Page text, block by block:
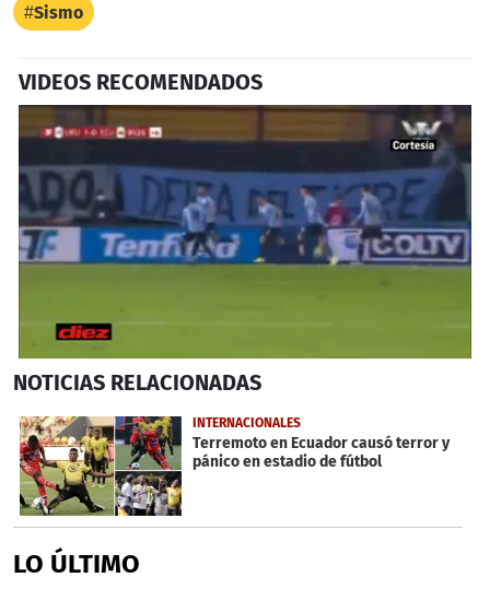
Sismo
VIDEOS RECOMENDADOS
seconds
1
minute,
15
seconds
NOTICIAS RELACIONADAS
INTERNACIONALES
Terremoto en Ecuador causó terror y
pánico en estadio de fútbol
LO ÚLTIMO